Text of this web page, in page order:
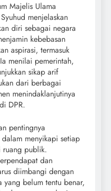
Majelis Ulama
menjelaskan
diri sebagai negara
kebebasan
aspirasi, termasuk
menilai pemerintah,
sikap arif
dari berbagai
menindaklanjutinya
DPR.
pentingnya
menyikapi setiap
ruang publik.
dan
diimbangi dengan
yang belum tentu benar,